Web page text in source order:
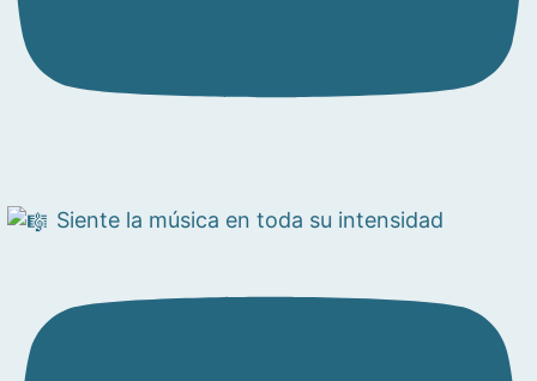
Siente la música en toda su intensidad